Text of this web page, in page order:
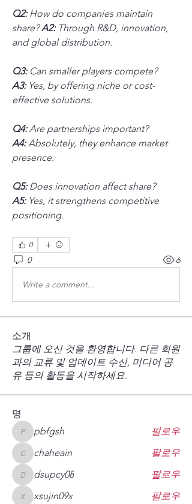
Q2: How do companies maintain
share? A2: Through R&D, innovation,
and global distribution.
Q3:
Can smaller players compete?
A3: Yes, by offering niche or cost-
effective solutions.
Q4:
Are partnerships important?
A4: Absolutely, they enhance market
presence.
Q5:
Does innovation affect share?
A5: Yes, it strengthens competitive
positioning.
0
0 6
Write a comment...
소개
그룹에 오신 것을 환영합니다. 다른 회원
과의 교류 및 업데이트 수신, 미디어 공
유 등의 활동을 시작하세요.
명
pbfgshpbfgsh 팔로우
chaheain
chaheain 팔로우
dsupcy08
dsupcy08 팔로우
xsujin09x
xsujin09x 팔로우